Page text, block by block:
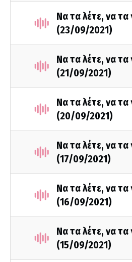
Να τα λέτε, να
(23/09/2021)
Να τα λέτε, να
(21/09/2021)
Να τα λέτε, να
(20/09/2021)
Να τα λέτε, να
(17/09/2021)
Να τα λέτε, να
(16/09/2021)
Να τα λέτε, να
(15/09/2021)